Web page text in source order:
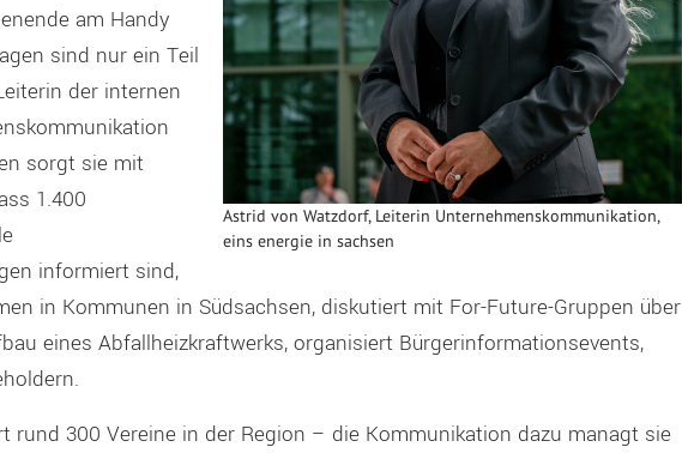
Astrid von Watzdorf, Leiterin Unternehmenskommunikation,
eins energie in sachsen
am Handy
sind nur ein Teil
der internen
sorgt sie mit
1.400
informiert sind,
in Kommunen in Südsachsen, diskutiert mit For-Future-Gruppen über
eines Abfallheizkraftwerks, organisiert Bürgerinformationsevents,
rund 300 Vereine in der Region – die Kommunikation dazu managt sie